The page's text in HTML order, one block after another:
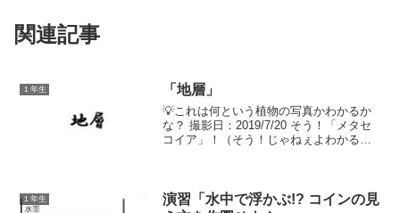
関連記事
１年生 「地層」
💡これは何という植物の写真かわかるか
な？ 撮影日：2019/7/20 そう！「メタセ
コイア」！（そう！じゃねぇよわかるか(
をつ...
１年生
演習「水中で浮かぶ!? コインの見